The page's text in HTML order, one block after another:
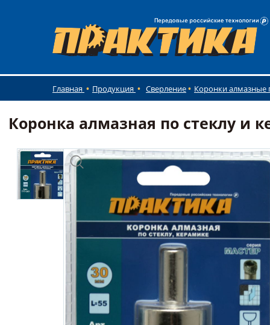
Главная Продукция Сверление Коронки алмазные
Коронка алмазная по стеклу и